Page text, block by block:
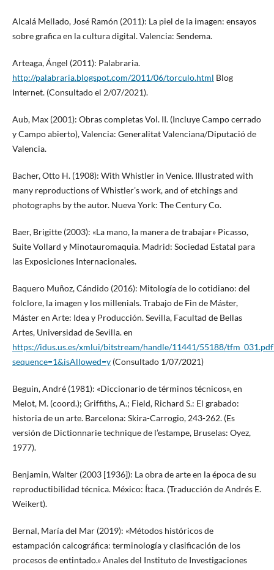
Alcalá Mellado, José Ramón (2011): La piel de la imagen: ensayos
sobre grafica en la cultura digital. Valencia: Sendema.
Arteaga, Ángel (2011): Palabraria.
http://palabraria.blogspot.com/2011/06/torculo.html Blog
Internet. (Consultado el 2/07/2021).
Aub, Max (2001): Obras completas Vol. II. (Incluye Campo cerrado
y Campo abierto), Valencia: Generalitat Valenciana/Diputació de
Valencia.
Bacher, Otto H. (1908): With Whistler in Venice. Illustrated with
many reproductions of Whistler’s work, and of etchings and
photographs by the autor. Nueva York: The Century Co.
Baer, Brigitte (2003): «La mano, la manera de trabajar» Picasso,
Suite Vollard y Minotauromaquia. Madrid: Sociedad Estatal para
las Exposiciones Internacionales.
Baquero Muñoz, Cándido (2016): Mitología de lo cotidiano: del
folclore, la imagen y los millenials. Trabajo de Fin de Máster,
Máster en Arte: Idea y Producción. Sevilla, Facultad de Bellas
Artes, Universidad de Sevilla. en
https://idus.us.es/xmlui/bitstream/handle/11441/55188/
sequence=1&isAllowed=y(Consultado 1/07/2021)
Beguin, André (1981): «Diccionario de términos técnicos», en
Melot, M. (coord.); Griffiths, A.; Field, Richard S.: El grabado:
historia de un arte. Barcelona: Skira-Carrogio, 243-262. (Es
versión de Dictionnarie technique de l’estampe, Bruselas: Oyez,
1977).
Benjamin, Walter (2003 [1936]): La obra de arte en la época de su
reproductibilidad técnica. México: Ítaca. (Traducción de Andrés E.
Weikert).
Bernal, María del Mar (2019): «Métodos históricos de
estampación calcográfica: terminología y clasificación de los
procesos de entintado.» Anales del Instituto de Investigaciones